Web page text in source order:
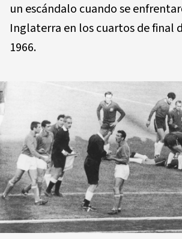
un escándalo cuando se
Inglaterra en los cuartos de final
1966.